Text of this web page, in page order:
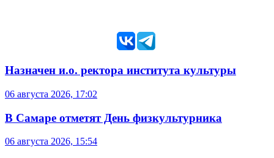
Назначен и.о. ректора института культуры
06 августа 2026, 17:02
В Самаре отметят День физкультурника
06 августа 2026, 15:54